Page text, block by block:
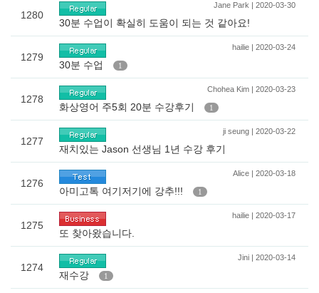
1280
Jane Park | 2020-03-30
30분 수업이 확실히 도움이 되는 것 같아요!
1279
hailie | 2020-03-24
30분 수업 1
1278
Chohea Kim | 2020-03-23
화상영어 주5회 20분 수강후기 1
1277
ji seung | 2020-03-22
재치있는 Jason 선생님 1년 수강 후기
1276
Alice | 2020-03-18
아미고톡 여기저기에 강추!!! 1
1275
hailie | 2020-03-17
또 찾아왔습니다.
1274
Jini | 2020-03-14
재수강 1